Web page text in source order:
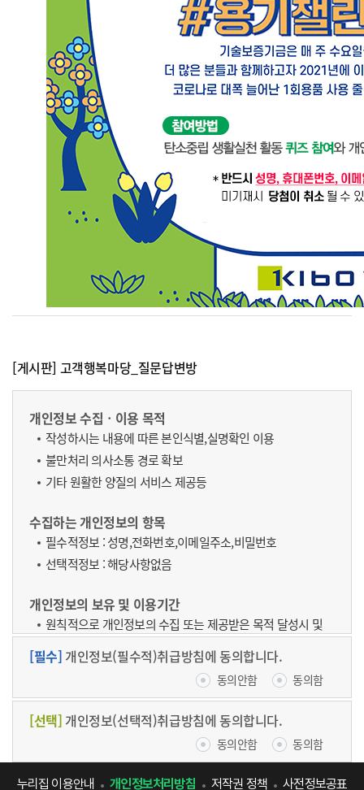
[게시판] 고객행복마당_질문답변방
개인정보 수집ㆍ이용 목적
작성하시는 내용에 따른 본인식별,실명확인 이용
불만처리 의사소통 경로 확보
기타 원활한 양질의 서비스 제공등
수집하는 개인정보의 항목
필수적정보 : 성명,전화번호,이메일주소,비밀번호
선택적정보 : 해당사항없음
개인정보의 보유 및 이용기간
원칙적으로 개인정보의 수집 또는 제공받은 목적 달성시 및
요청시 지체없이 파기합니다.
작성자의 내용 재확인을 위해 다른 삭제요청이 없을시
동의를 거부할권리 및 동의를 거부할 경우의 불이익
위 개인정보 중 필수정 정보의 수집ㆍ이용에 관한 동의는
게시글의 처리를 위한 필수적 항목으로, 위사항에
동의하셔야만 처리가 완료 됩니다. 위 개인정보 중 선택적
[필수] 개인정보(필수적)취급방침에 동의합니다.
동의안함 동의함
[선택] 개인정보(선택적)취급방침에 동의합니다.
동의안함 동의함
누리집 이용안내 개인정보처리방침 저작권 정책 사전정보공표